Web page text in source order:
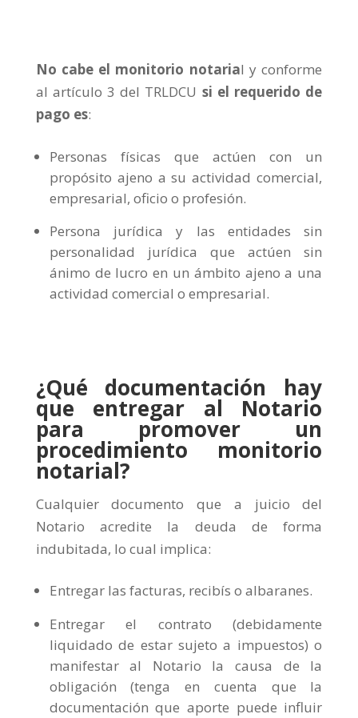
No cabe el monitorio notarial y conforme
al artículo 3 del TRLDCU si el requerido de
pago es:
Personas físicas que actúen con un
propósito ajeno a su actividad comercial,
empresarial, oficio o profesión.
Persona jurídica y las entidades sin
personalidad jurídica que actúen sin
ánimo de lucro en un ámbito ajeno a una
actividad comercial o empresarial.
¿Qué documentación hay
que entregar al Notario
para promover un
procedimiento monitorio
notarial?
Cualquier documento que a juicio del
Notario acredite la deuda de forma
indubitada, lo cual implica:
Entregar las facturas, recibís o albaranes.
Entregar el contrato (debidamente
liquidado de estar sujeto a impuestos) o
manifestar al Notario la causa de la
obligación (tenga en cuenta que la
documentación que aporte puede influir